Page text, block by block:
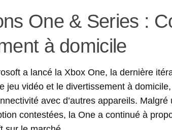
One & Series :
à domicile
a lancé la Xbox One, la dernière
jeu vidéo et le divertissement à
avec d’autres appareils.
contestées, la One a continué à